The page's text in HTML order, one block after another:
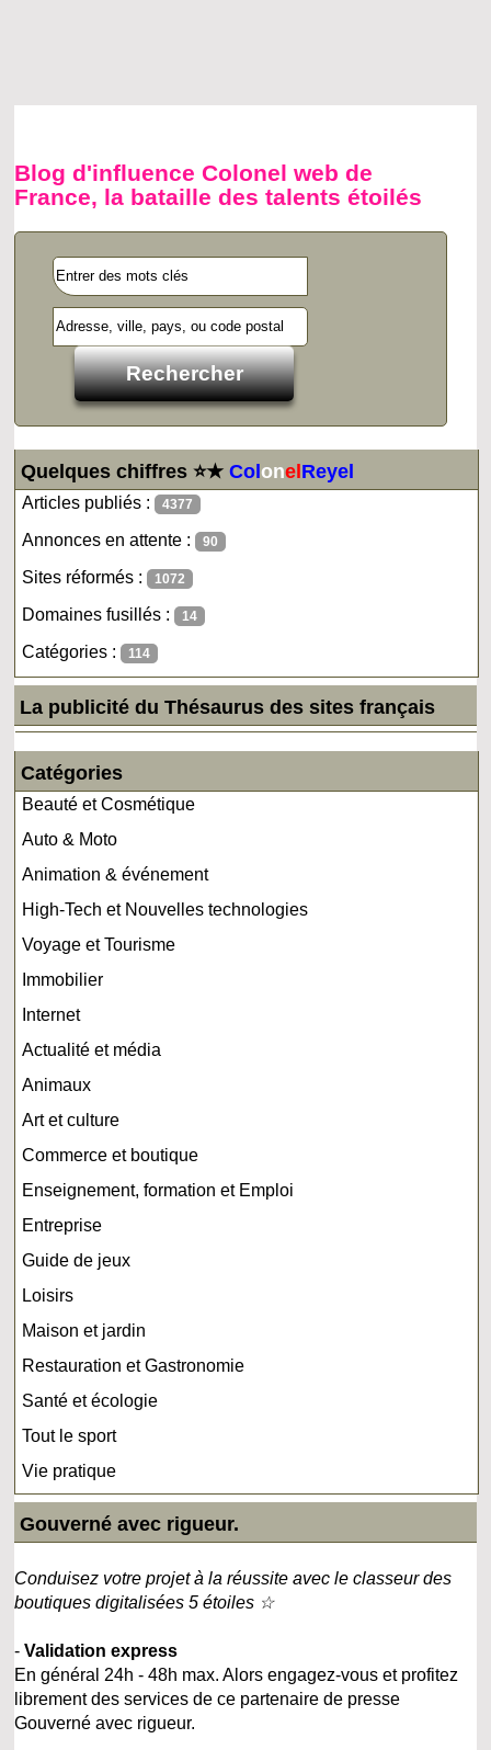
Blog d'influence Colonel web de
France, la bataille des talents étoilés
Quelques chiffres ⭐★ColonelReyel
Articles publiés : 4377
Annonces en attente : 90
Sites réformés : 1072
Domaines fusillés : 14
Catégories : 114
La publicité du Thésaurus des sites français
Catégories
Beauté et Cosmétique
Auto & Moto
Animation & événement
High-Tech et Nouvelles technologies
Voyage et Tourisme
Immobilier
Internet
Actualité et média
Animaux
Art et culture
Commerce et boutique
Enseignement, formation et Emploi
Entreprise
Guide de jeux
Loisirs
Maison et jardin
Restauration et Gastronomie
Santé et écologie
Tout le sport
Vie pratique
Gouverné avec rigueur.
Conduisez votre projet à la réussite avec le classeur des
boutiques digitalisées 5 étoiles ☆
-Validation express
En général 24h - 48h max. Alors engagez-vous et profitez
librement des services de ce partenaire de presse
Gouverné avec rigueur.